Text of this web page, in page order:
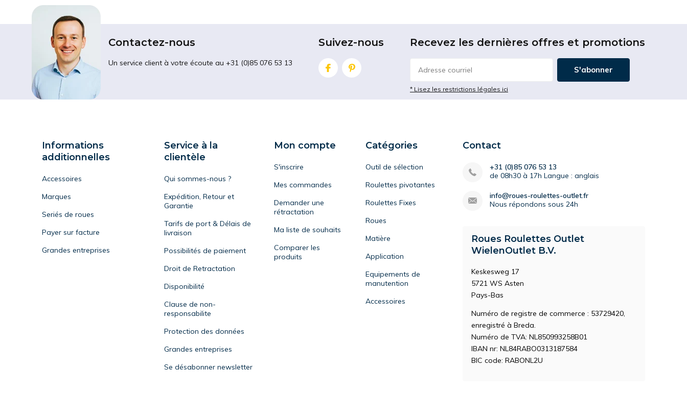
Contactez-nous
Un service client à votre écoute au +31 (0)85 076 53 13
Suivez-nous Recevez les dernières offres et promotions
S'abonner
* Lisez les restrictions légales ici
Informations
additionnelles
Accessoires
Marques
Seriés de roues
Payer sur facture
Grandes entreprises
Service à la
clientèle
Qui sommes-nous ?
Expédition, Retour et
Garantie
Tarifs de port & Délais de
livraison
Possibilités de paiement
Droit de Retractation
Disponibilité
Clause de non-
responsabilite
Protection des données
Grandes entreprises
Se désabonner newsletter
Mon compte
S'inscrire
Mes commandes
Demander une
rétractation
Ma liste de souhaits
Comparer les
produits
Catégories
Outil de sélection
Roulettes pivotantes
Roulettes Fixes
Roues
Matière
Application
Equipements de
manutention
Accessoires
Contact
+31 (0)85 076 53 13
de 08h30 à 17h Langue : anglais
info@roues-roulettes-outlet.fr
Nous répondons sous 24h
Roues Roulettes Outlet
WielenOutlet B.V.
Keskesweg 17
5721 WS Asten
Pays-Bas
Numéro de registre de commerce : 53729420,
enregistré à Breda.
Numéro de TVA: NL850993258B01
IBAN nr: NL84RABO0313187584
BIC code: RABONL2U